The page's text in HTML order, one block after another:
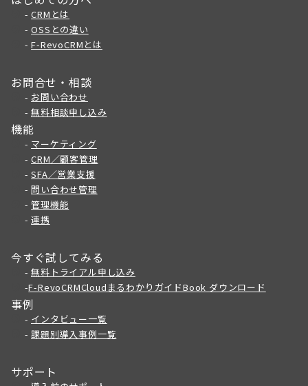
-CRMとは
-OSSとの違い
-F-RevoCRMとは
お問合せ・相談
- お問い合わせ
-無料相談申し込み
機能
- マーケティング
-CRM／顧客管理
-SFA／営業支援
-問い合わせ管理
-管理機能
-連携
今すぐ試してみる
-無料トライアル申し込み
-F-RevoCRMCloudまるわかりガイドBook ダウンロード
事例
- インタビュー一覧
-課題別導入事例一覧
サポート